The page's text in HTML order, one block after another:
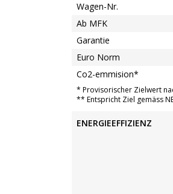
Wagen-Nr.
Ab MFK
Garantie
Euro Norm
Co2-emmision*
* Provisorischer Zielwert
** Entspricht Ziel gemäss
ENERGIEEFFIZIENZ